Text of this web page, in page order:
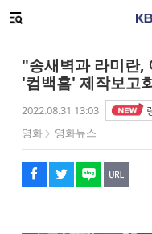
메뉴 열기
"송새벽과 라미란,
'컴백홈' 제작보고
2022.08.31 13:03
영화
영화뉴스
페이스북
트위터
네이버
URL복사
글씨 작게보기
글씨 크게보기